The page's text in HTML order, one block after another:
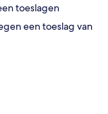
toeslagen
een toeslag van